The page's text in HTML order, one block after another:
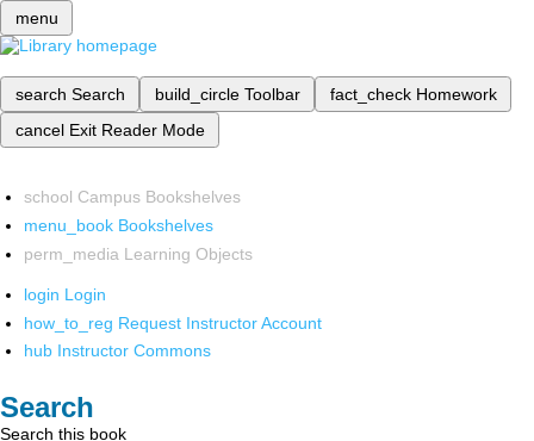
menu
search Search build_circle Toolbar fact_check Homework
cancel Exit Reader Mode
school Campus Bookshelves
menu_book Bookshelves
perm_media Learning Objects
login Login
how_to_reg Request Instructor Account
hub Instructor Commons
Search
Search this book